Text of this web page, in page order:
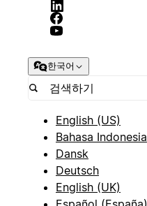
한국어
English (US)
Bahasa Indonesia
Dansk
Deutsch
English (UK)